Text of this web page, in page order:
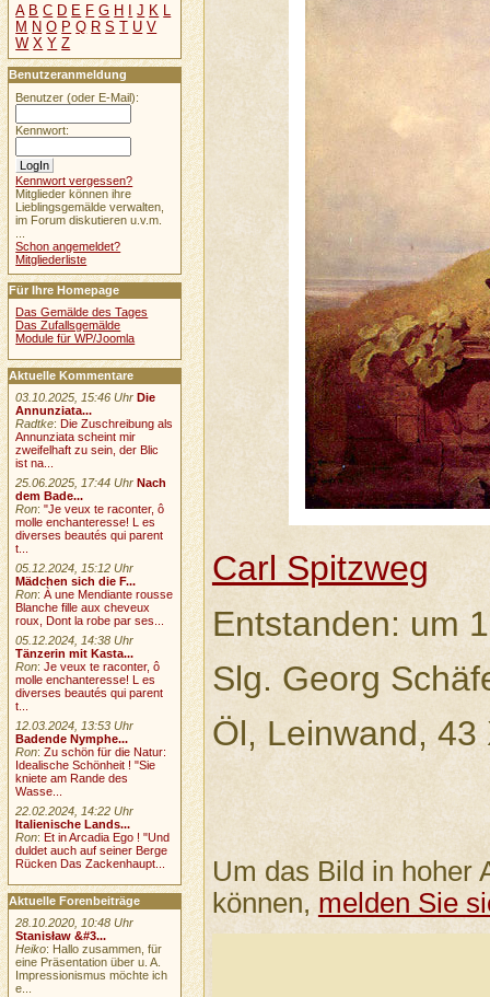
Carl Spitzweg
Entstanden: um
Slg. Georg
Öl, Leinwand, 43
Um das Bild in hoher
können, melden Sie
A B C D E F G H I J K L
M N O P Q R S T U V
W X Y Z
Benutzeranmeldung
Benutzer (oder E-Mail):
Kennwort:
Kennwort vergessen?
Mitglieder können ihre
Lieblingsgemälde verwalten,
im Forum diskutieren u.v.m.
Schon angemeldet?
Mitgliederliste
Für Ihre Homepage
Das Gemälde des Tages
Das Zufallsgemälde
Module für WP/Joomla
Aktuelle Kommentare
03.10.2025, 15:46 Uhr Die
Annunziata...
Radtke: Die Zuschreibung als
Annunziata scheint mir
zweifelhaft zu sein, der Blic
ist na...
25.06.2025, 17:44 Uhr Nach
dem Bade...
Ron:"Je veux te raconter, ô
molle enchanteresse! L es
diverses beautés qui parent
t...
05.12.2024, 15:12 Uhr
Mädchen sich die F...
Ron:À une Mendiante rousse
Blanche fille aux cheveux
roux, Dont la robe par ses...
05.12.2024, 14:38 Uhr
Tänzerin mit Kasta...
Ron:Je veux te raconter, ô
molle enchanteresse! L es
diverses beautés qui parent
t...
12.03.2024, 13:53 Uhr
Badende Nymphe...
Ron:Zu schön für die Natur:
Idealische Schönheit ! "Sie
kniete am Rande des
Wasse...
22.02.2024, 14:22 Uhr
Italienische Lands...
Ron:Et in Arcadia Ego ! "Und
duldet auch auf seiner Berge
Rücken Das Zackenhaupt...
Aktuelle Forenbeiträge
28.10.2020, 10:48 Uhr
Stanisław &#3...
Heiko: Hallo zusammen, für
eine Präsentation über u. A.
Impressionismus möchte ich
e...